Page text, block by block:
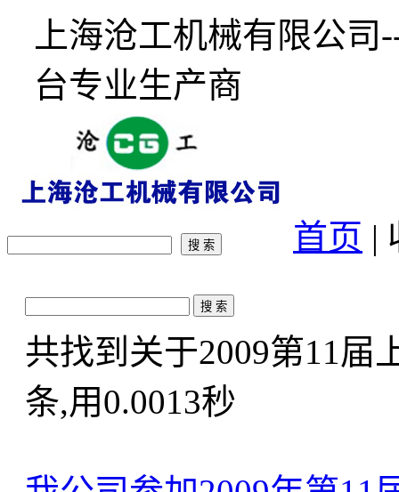
上海沧工机械有限公
台专业生产商
首页 |
共找到关于2009第11届
条,用0.0013秒